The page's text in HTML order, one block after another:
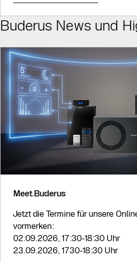
Buderus News und
Meet.Buderus
Jetzt die Termine für unsere
vormerken:
02.09.2026, 17:30-18:30 Uhr
23.09.2026, 1730-18:30 Uhr